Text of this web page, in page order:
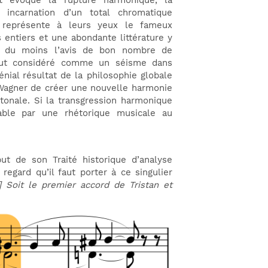
d’un total chromatique
représente à leurs yeux le fameux
et une abondante littérature y
moins l’avis de bon nombre de
considéré comme un séisme dans
résultat de la philosophie globale
de créer une nouvelle harmonie
Si la transgression harmonique
par une rhétorique musicale au
de son Traité historique d’analyse
qu’il faut porter à ce singulier
Soit le premier accord de Tristan et